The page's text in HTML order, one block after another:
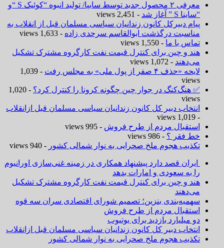
معرفی ۲ محصول جدید توسط سایپا/ تولید انبوه “کوئیک S “و
“ساینا S ” آغاز شد
- 2,451 views
پیام دبیرکل کانون زندانیان سیاسی مسلمان قبل از انقلاب به
مناسبت درگذشت ابوالقاسم سرحدی زاده - 1,633 views
تماس با ما - 1,550 views
هند و چین برای کنترل قیمت نفت کارگروه مشترک تشکیل
می‌دهند - 1,072 views
لایحه «حذف ۴ صفر از پول ملی» به مجلس رفت
- 1,039
views
✅ هنگ‌کنگ در جوار چین چگونه کرونا را کنترل کرد؟
- 1,020
views
انتخاب دبیر کل کانون زندانیان سیاسی مسلمان قبل ازانقلاب
- 1,019 views
استقبال مردم از طرح فروش - 995 views
خط فقر ؟ - 986 views
تکذیب هجوم ملخ صحرایی به نوار شمالی کشور - 940 views
ایران قصد دارد پیشنهاد همکاری در زمینه غنی‌سازی اورانیوم
را به سعودی و امارات بدهد
هند و چین برای کنترل قیمت نفت کارگروه مشترک تشکیل
می‌دهند
سهمیه‌بندی بنزین؛ تصمیم شورای اقتصادی سران سه قوه
استقبال مردم از طرح فروش
دو میلیارد بازدید برای یوتیوب
انتخاب دبیر کل کانون زندانیان سیاسی مسلمان قبل ازانقلاب
تکذیب هجوم ملخ صحرایی به نوار شمالی کشور